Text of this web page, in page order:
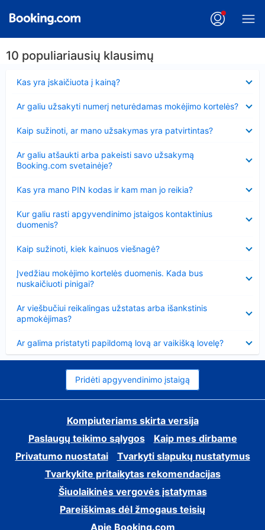
10 populiariausių klausimų
Kas yra įskaičiuota į kainą?
Ar galiu užsakyti numerį neturėdamas mokėjimo kortelės?
Kaip sužinoti, ar mano užsakymas yra patvirtintas?
Ar galiu atšaukti arba pakeisti savo užsakymą
Booking.com svetainėje?
Kas yra mano PIN kodas ir kam man jo reikia?
Kur galiu rasti apgyvendinimo įstaigos kontaktinius
duomenis?
Kaip sužinoti, kiek kainuos viešnagė?
Įvedžiau mokėjimo kortelės duomenis. Kada bus
nuskaičiuoti pinigai?
Ar viešbučiui reikalingas užstatas arba išankstinis
apmokėjimas?
Ar galima pristatyti papildomą lovą ar vaikišką lovelę?
Pridėti apgyvendinimo įstaigą
Kompiuteriams skirta versija
Paslaugų teikimo sąlygos
Kaip mes dirbame
Privatumo nuostatai
Tvarkyti slapukų nustatymus
Tvarkykite pritaikytas rekomendacijas
Šiuolaikinės vergovės įstatymas
Pareiškimas dėl žmogaus teisių
Apie Booking.com